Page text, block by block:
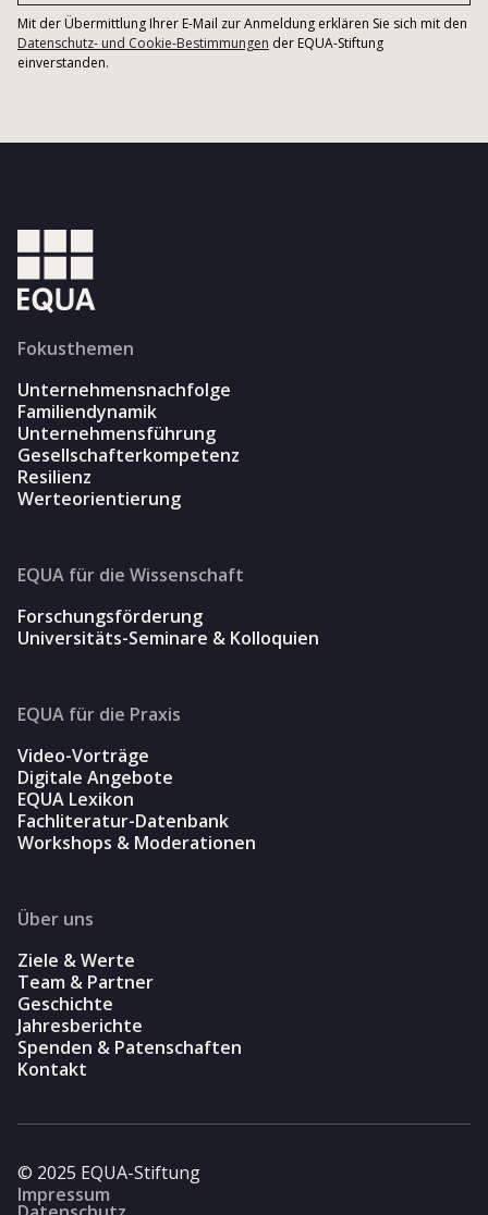
Mit der Übermittlung Ihrer E-Mail zur Anmeldung erklären Sie sich mit den
Datenschutz- und Cookie-Bestimmungen der EQUA-Stiftung
einverstanden.
Fokusthemen
Unternehmensnachfolge
Familiendynamik
Unternehmensführung
Gesellschafterkompetenz
Resilienz
Werteorientierung
EQUA für die Wissenschaft
Forschungsförderung
Universitäts-Seminare & Kolloquien
EQUA für die Praxis
Video-Vorträge
Digitale Angebote
EQUA Lexikon
Fachliteratur-Datenbank
Workshops & Moderationen
Über uns
Ziele & Werte
Team & Partner
Geschichte
Jahresberichte
Spenden & Patenschaften
Kontakt
© 2025 EQUA-Stiftung
Impressum